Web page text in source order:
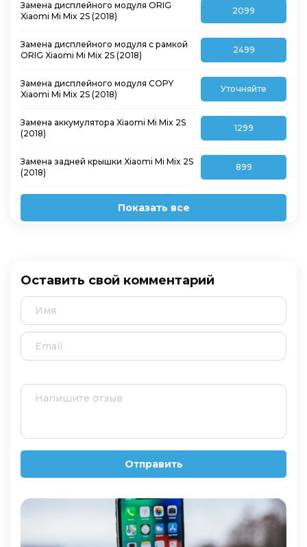
Замена дисплейного модуля ORIG
Xiaomi Mi Mix 2S (2018)
2099
Замена дисплейного модуля с рамкой
ORIG Xiaomi Mi Mix 2S (2018)
2499
Замена дисплейного модуля COPY
Xiaomi Mi Mix 2S (2018)
Уточняйте
Замена аккумулятора Xiaomi Mi Mix 2S
(2018)
1299
Замена задней крышки Xiaomi Mi Mix 2S
(2018)
899
Показать все
Оставить свой комментарий
Отправить